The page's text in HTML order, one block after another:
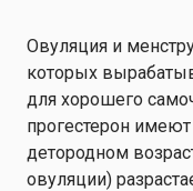
Овуляция и
которых
для хорошего
прогестерон
детородном
овуляции)